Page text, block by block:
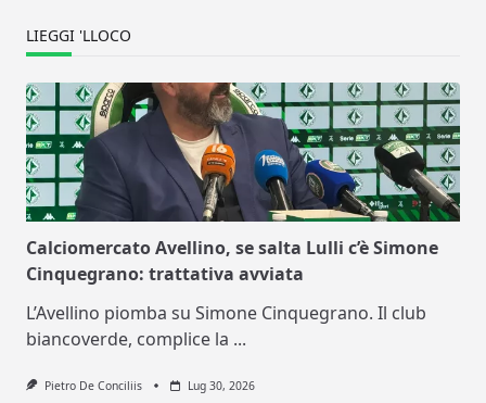
LIEGGI 'LLOCO
Calciomercato Avellino, se salta Lulli c’è Simone
Cinquegrano: trattativa avviata
L’Avellino piomba su Simone Cinquegrano. Il club
biancoverde, complice la ...
Pietro De Conciliis Lug 30, 2026